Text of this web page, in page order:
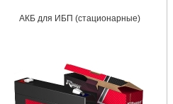
АКБ для ИБП (стационарные)